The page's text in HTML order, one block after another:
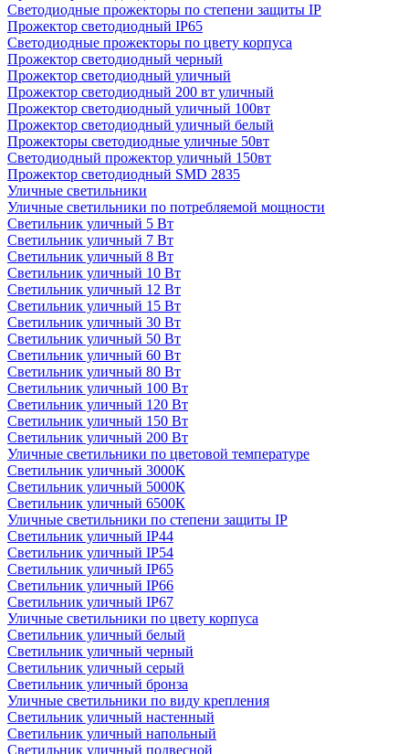
Светодиодные прожекторы по степени защиты IP
Прожектор светодиодный IP65
Светодиодные прожекторы по цвету корпуса
Прожектор светодиодный черный
Прожектор светодиодный уличный
Прожектор светодиодный 200 вт уличный
Прожектор светодиодный уличный 100вт
Прожектор светодиодный уличный белый
Прожекторы светодиодные уличные 50вт
Светодиодный прожектор уличный 150вт
Прожектор светодиодный SMD 2835
Уличные светильники
Уличные светильники по потребляемой мощности
Светильник уличный 5 Вт
Светильник уличный 7 Вт
Светильник уличный 8 Вт
Светильник уличный 10 Вт
Светильник уличный 12 Вт
Светильник уличный 15 Вт
Светильник уличный 30 Вт
Светильник уличный 50 Вт
Светильник уличный 60 Вт
Светильник уличный 80 Вт
Светильник уличный 100 Вт
Светильник уличный 120 Вт
Светильник уличный 150 Вт
Светильник уличный 200 Вт
Уличные светильники по цветовой температуре
Cветильник уличный 3000К
Cветильник уличный 5000К
Cветильник уличный 6500К
Уличные светильники по степени защиты IP
Светильник уличный IP44
Светильник уличный IP54
Светильник уличный IP65
Светильник уличный IP66
Светильник уличный IP67
Уличные светильники по цвету корпуса
Светильник уличный белый
Светильник уличный черный
Светильник уличный серый
Светильник уличный бронза
Уличные светильники по виду крепления
Светильник уличный настенный
Светильник уличный напольный
Светильник уличный подвесной